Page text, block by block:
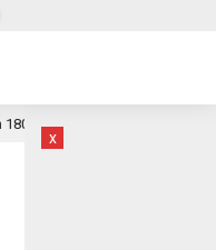
Perkuat Akses dan
x